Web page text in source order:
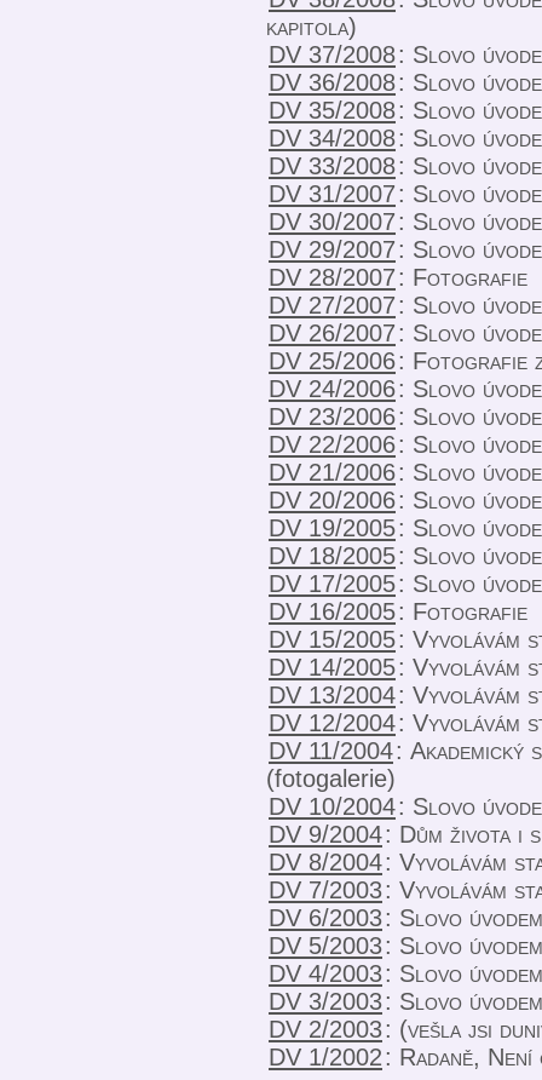
kapitola)
DV 37/2008: Slovo
DV 36/2008: Slovo
DV 35/2008: Slovo
DV 34/2008: Slovo
DV 33/2008: Slovo
DV 31/2007: Slovo
DV 30/2007: Slovo
DV 29/2007: Slovo
DV 28/2007: Fotografie
DV 27/2007: Slovo
DV 26/2007: Slovo
DV 25/2006: Fotografie
DV 24/2006: Slovo
DV 23/2006: Slovo
DV 22/2006: Slovo
DV 21/2006: Slovo
DV 20/2006: Slovo
DV 19/2005: Slovo
DV 18/2005: Slovo
DV 17/2005: Slovo
DV 16/2005: Fotografie
DV 15/2005: Vyvolávám
DV 14/2005: Vyvolávám
DV 13/2004: Vyvolávám
DV 12/2004: Vyvolávám
DV 11/2004:
(fotogalerie)
DV 10/2004: Slovo
DV 9/2004: Dům života i
DV 8/2004: Vyvolávám
DV 7/2003: Vyvolávám
DV 6/2003: Slovo úvodem
DV 5/2003: Slovo úvodem
DV 4/2003: Slovo úvodem
DV 3/2003: Slovo úvodem
DV 2/2003: (vešla jsi
DV 1/2002: Radaně, Není